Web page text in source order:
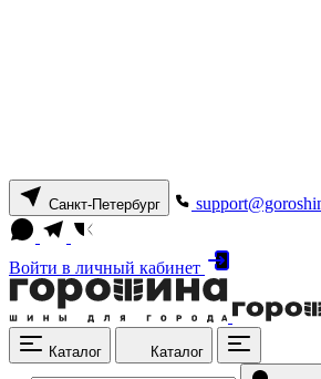
Санкт-Петербург
Войти в личный кабинет
Каталог Каталог